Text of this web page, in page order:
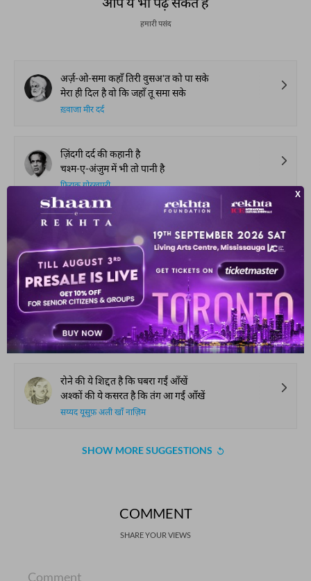
हमारी पसंद
अर्ज़-ओ-समा कहाँ तिरी वुसअ'त को पा सके
मेरा ही दिल है वो कि जहाँ तू समा सके
ख़्वाजा मीर दर्द
ज़िंदगी दर्द की कहानी है
चश्म-ए-अंजुम में भी तो पानी है
फ़िराक़ गोरखपुरी
दिल सोज़ से ख़ाली है निगह पाक नहीं है
फिर इस में अजब क्या कि तू बेबाक नहीं है
अल्लामा इक़बाल
क़ुरआँ किताब है रुख़-ए-जानाँ के सामने
मुसहफ़ उठा लूँ साहिब-ए-क़ुरआँ के सामने
रजब अली बेग सुरूर
रोने की ये शिद्दत है कि घबरा गईं आँखें
अश्कों की ये कसरत है कि तंग आ गईं आँखें
सय्यद यूसुफ़ अली खाँ नाज़िम
SHOW MORE SUGGESTIONS
COMMENT
SHARE YOUR VIEWS